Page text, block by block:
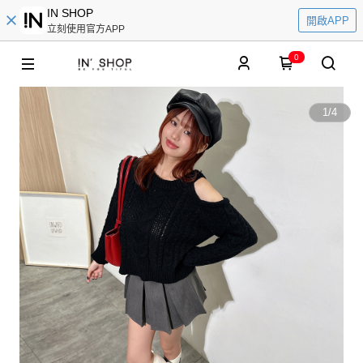
IN SHOP
立刻使用官方APP
開啟APP
0
1/4